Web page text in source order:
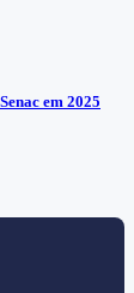
em 2025